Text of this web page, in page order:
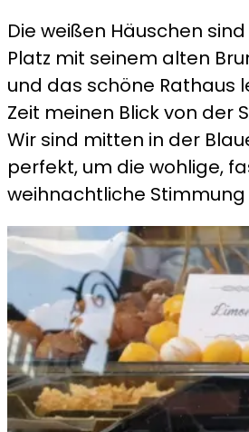
Die weißen Häuschen
Platz mit seinem alten
und das schöne Rathaus
Zeit meinen Blick von der
Wir sind mitten in der
perfekt, um die wohlige,
weihnachtliche